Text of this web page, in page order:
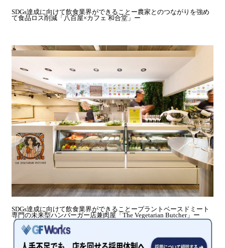
SDGs達成に向けて飲食業界ができることー農家とのつながりを強め
て食品ロス削減「八百屋×カフェ 和合堂」ー
SDGs達成に向けて飲食業界ができることープラントベースドミート
専門の未来型ハンバーガー店兼肉屋「The Vegetarian Butcher」ー